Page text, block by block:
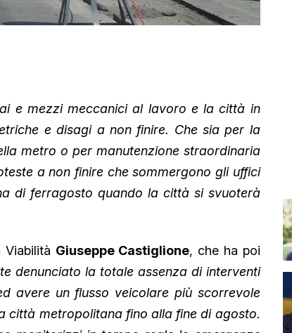
e mezzi meccanici al lavoro e la città in
e disagi a non finire. Che sia per la
metro o per manutenzione straordinaria
a non finire che sommergono gli uffici
di ferragosto quando la città si svuoterà
Viabilità Giuseppe Castiglione, che ha poi
denunciato la totale assenza di interventi
avere un flusso veicolare più scorrevole
città metropolitana fino alla fine di agosto.